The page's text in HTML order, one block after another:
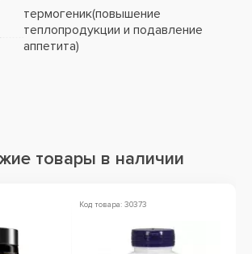
термогеник(повышение
теплопродукции и подавление
аппетита)
товары в наличии
Код товара: 30373